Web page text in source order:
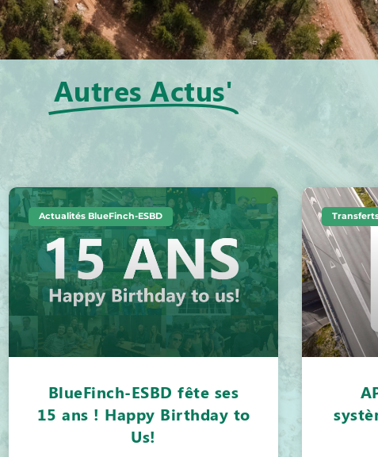
Autres Actus'
Actualités BlueFinch-ESBD
BlueFinch-ESBD fête ses
15 ans ! Happy Birthday to
Us!